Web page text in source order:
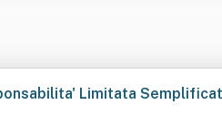
Limitata